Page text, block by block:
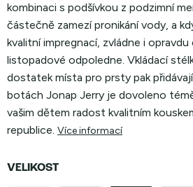
kombinaci s podšívkou z podzimní
částečně zamezí pronikání vody, a
kvalitní impregnací, zvládne i
listopadové odpoledne. Vkládací
dostatek místa pro prsty pak
botách Jonap Jerry je dovoleno
vašim dětem radost kvalitním
republice. Více informací
VELIKOST